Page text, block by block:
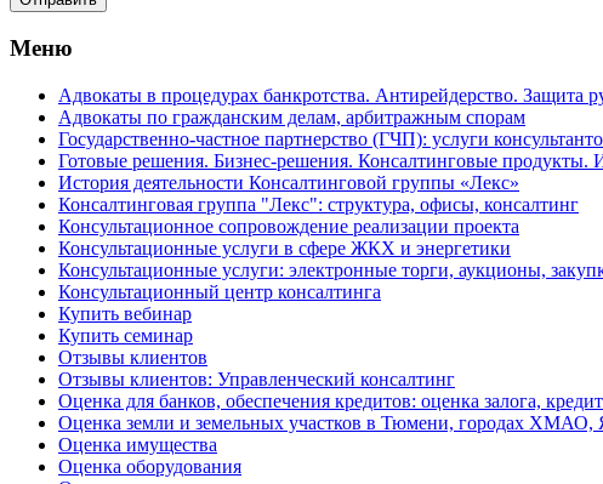
Меню
Адвокаты в процедурах банкротства. Антирейдерство. Защита
Адвокаты по гражданским делам, арбитражным спорам
Государственно-частное партнерство (ГЧП): услуги
Готовые решения. Бизнес-решения. Консалтинговые
История деятельности Консалтинговой группы «Лекс»
Консалтинговая группа "Лекс": структура, офисы, консалтинг
Консультационное сопровождение реализации проекта
Консультационные услуги в сфере ЖКХ и энергетики
Консультационные услуги: электронные торги, аукционы,
Консультационный центр консалтинга
Купить вебинар
Купить семинар
Отзывы клиентов
Отзывы клиентов: Управленческий консалтинг
Оценка для банков, обеспечения кредитов: оценка залога,
Оценка земли и земельных участков в Тюмени, городах
Оценка имущества
Оценка оборудования